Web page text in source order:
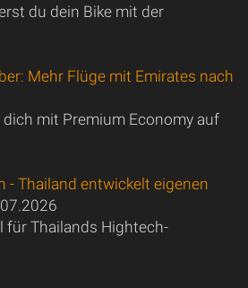
du dein Bike mit der
Mehr Flüge mit Emirates nach
mit Premium Economy auf
- Thailand entwickelt eigenen
für Thailands Hightech-